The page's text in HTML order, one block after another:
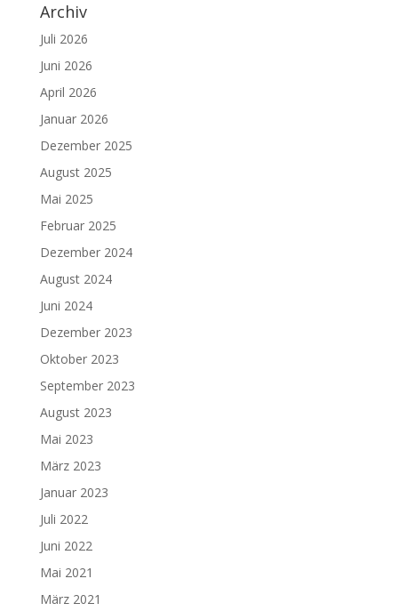
Archiv
Juli 2026
Juni 2026
April 2026
Januar 2026
Dezember 2025
August 2025
Mai 2025
Februar 2025
Dezember 2024
August 2024
Juni 2024
Dezember 2023
Oktober 2023
September 2023
August 2023
Mai 2023
März 2023
Januar 2023
Juli 2022
Juni 2022
Mai 2021
März 2021